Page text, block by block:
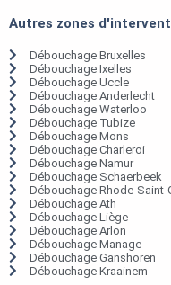
Autres zones
Débouchage Bruxelles
Débouchage Ixelles
Débouchage Uccle
Débouchage Anderlecht
Débouchage Waterloo
Débouchage Tubize
Débouchage Mons
Débouchage Charleroi
Débouchage Namur
Débouchage Schaerbeek
Débouchage Rhode-Saint-
Débouchage Ath
Débouchage Liège
Débouchage Arlon
Débouchage Manage
Débouchage Ganshoren
Débouchage Kraainem